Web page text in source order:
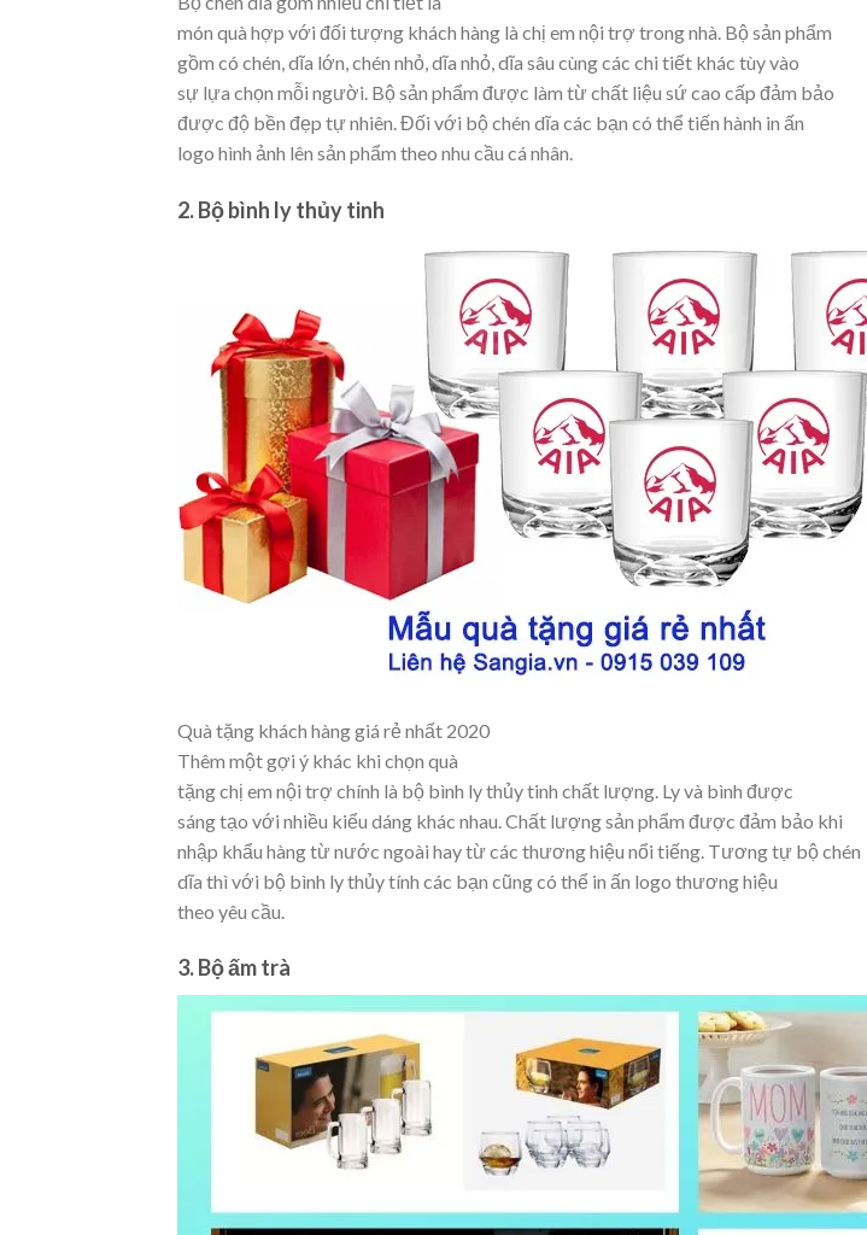
món quà hợp với đối tượng khách hàng là chị em nội trợ trong nhà. Bộ sản phẩm
gồm có chén, dĩa lớn, chén nhỏ, dĩa nhỏ, dĩa sâu cùng các chi tiết khác tùy vào
sự lựa chọn mỗi người. Bộ sản phẩm được làm từ chất liệu sứ cao cấp đảm bảo
được độ bền đẹp tự nhiên. Đối với bộ chén dĩa các bạn có thể tiến hành in ấn
logo hình ảnh lên sản phẩm theo nhu cầu cá nhân.
2. Bộ bình ly thủy tinh
Quà tặng khách hàng giá rẻ nhất 2020
Thêm một gợi ý khác khi chọn quà
tặng chị em nội trợ chính là bộ bình ly thủy tinh chất lượng. Ly và bình được
sáng tạo với nhiều kiểu dáng khác nhau. Chất lượng sản phẩm được đảm bảo khi
nhập khẩu hàng từ nước ngoài hay từ các thương hiệu nổi tiếng. Tương tự bộ chén
dĩa thì với bộ bình ly thủy tính các bạn cũng có thể in ấn logo thương hiệu
theo yêu cầu.
3. Bộ ấm trà